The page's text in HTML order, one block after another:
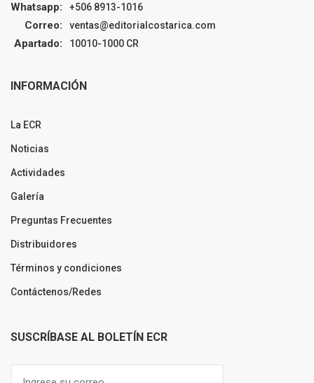
Whatsapp: +506 8913-1016
Correo: ventas@editorialcostarica.com
Apartado: 10010-1000 CR
INFORMACIÓN
La ECR
Noticias
Actividades
Galería
Preguntas Frecuentes
Distribuidores
Términos y condiciones
Contáctenos/Redes
SUSCRÍBASE AL BOLETÍN ECR